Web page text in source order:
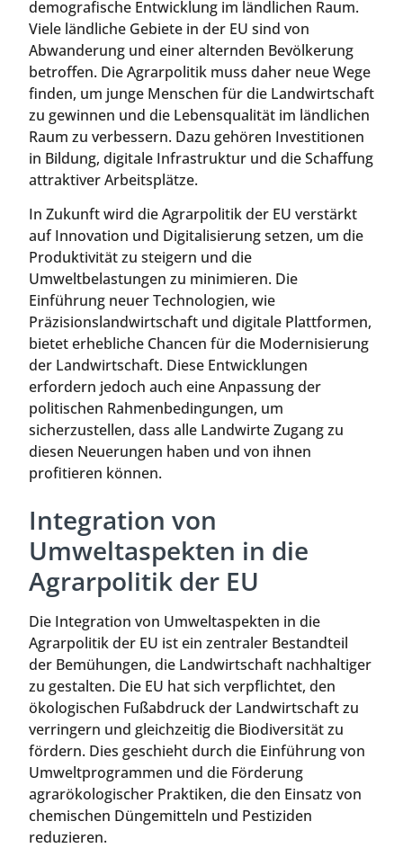
demografische Entwicklung im ländlichen Raum.
Viele ländliche Gebiete in der EU sind von
Abwanderung und einer alternden Bevölkerung
betroffen. Die Agrarpolitik muss daher neue Wege
finden, um junge Menschen für die Landwirtschaft
zu gewinnen und die Lebensqualität im ländlichen
Raum zu verbessern. Dazu gehören Investitionen
in Bildung, digitale Infrastruktur und die Schaffung
attraktiver Arbeitsplätze.
In Zukunft wird die Agrarpolitik der EU verstärkt
auf Innovation und Digitalisierung setzen, um die
Produktivität zu steigern und die
Umweltbelastungen zu minimieren. Die
Einführung neuer Technologien, wie
Präzisionslandwirtschaft und digitale Plattformen,
bietet erhebliche Chancen für die Modernisierung
der Landwirtschaft. Diese Entwicklungen
erfordern jedoch auch eine Anpassung der
politischen Rahmenbedingungen, um
sicherzustellen, dass alle Landwirte Zugang zu
diesen Neuerungen haben und von ihnen
profitieren können.
Integration von
Umweltaspekten in die
Agrarpolitik der EU
Die Integration von Umweltaspekten in die
Agrarpolitik der EU ist ein zentraler Bestandteil
der Bemühungen, die Landwirtschaft nachhaltiger
zu gestalten. Die EU hat sich verpflichtet, den
ökologischen Fußabdruck der Landwirtschaft zu
verringern und gleichzeitig die Biodiversität zu
fördern. Dies geschieht durch die Einführung von
Umweltprogrammen und die Förderung
agrarökologischer Praktiken, die den Einsatz von
chemischen Düngemitteln und Pestiziden
reduzieren.